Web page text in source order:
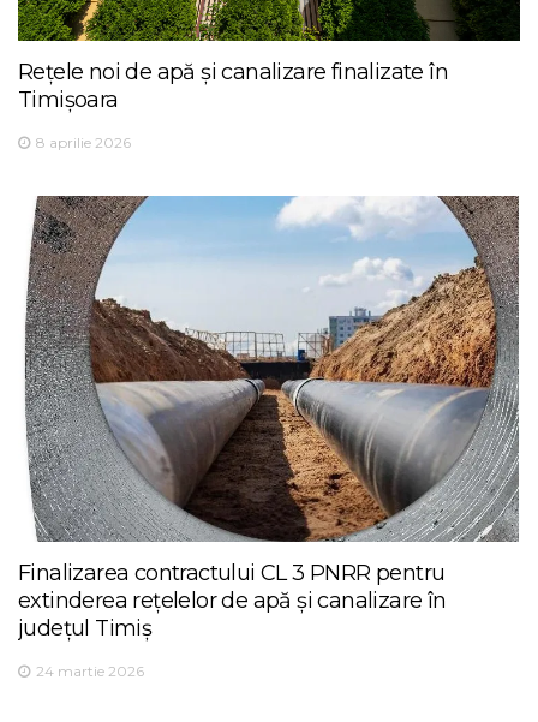
Rețele noi de apă și canalizare finalizate în
Timișoara
8 aprilie 2026
Finalizarea contractului CL 3 PNRR pentru
extinderea rețelelor de apă și canalizare în
județul Timiș
24 martie 2026